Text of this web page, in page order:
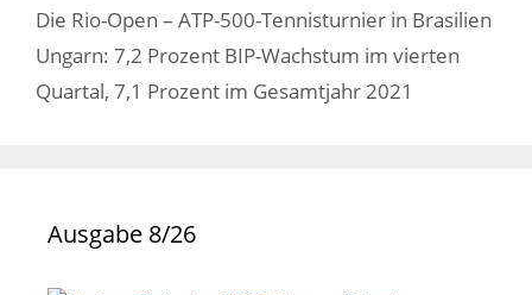
Die Rio-Open – ATP-500-Tennisturnier in Brasilien
Ungarn: 7,2 Prozent BIP-Wachstum im vierten
Quartal, 7,1 Prozent im Gesamtjahr 2021
Ausgabe 8/26